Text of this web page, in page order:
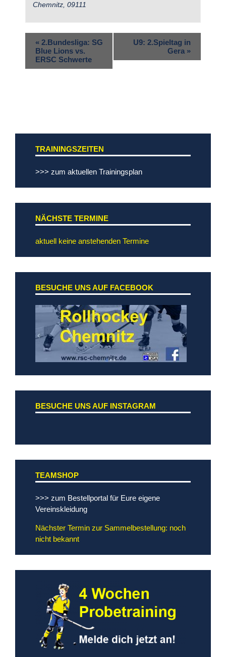
Chemnitz, 09111
« 2.Bundesliga: SG
Blue Lions vs.
ERSC Schwerte
U9: 2.Spieltag in
Gera »
TRAININGSZEITEN
>>> zum aktuellen Trainingsplan
NÄCHSTE TERMINE
aktuell keine anstehenden Termine
BESUCHE UNS AUF FACEBOOK
BESUCHE UNS AUF INSTAGRAM
TEAMSHOP
>>> zum Bestellportal für Eure eigene
Vereinskleidung
Nächster Termin zur Sammelbestellung: noch
nicht bekannt